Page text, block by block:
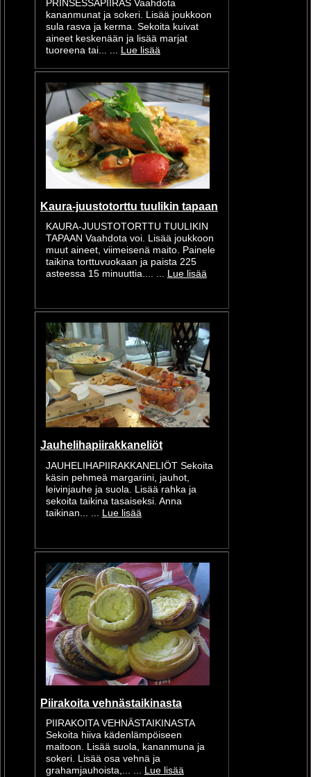
PRINSESSAPIIRAS Vaahdota
kananmunat ja sokeri. Lisää joukkoon
sula rasva ja kerma. Sekoita kuivat
aineet keskenään ja lisää marjat
tuoreena tai... ... Lue lisää
Kaura-juustotorttu tuulikin tapaan
KAURA-JUUSTOTORTTU TUULIKIN
TAPAAN Vaahdota voi. Lisää joukkoon
muut aineet, viimeisenä maito. Painele
taikina torttuvuokaan ja paista 225
asteessa 15 minuuttia.... ... Lue lisää
Jauhelihapiirakkaneliöt
JAUHELIHAPIIRAKKANELIÖT Sekoita
käsin pehmeä margariini, jauhot,
leivinjauhe ja suola. Lisää rahka ja
sekoita taikina tasaiseksi. Anna
taikinan... ...
Lue lisää
Piirakoita vehnästaikinasta
PIIRAKOITA VEHNÄSTAIKINASTA
Sekoita hiiva kädenlämpöiseen
maitoon. Lisää suola, kananmuna ja
sokeri. Lisää osa vehnä ja
grahamjauhoista,... ... Lue lisää